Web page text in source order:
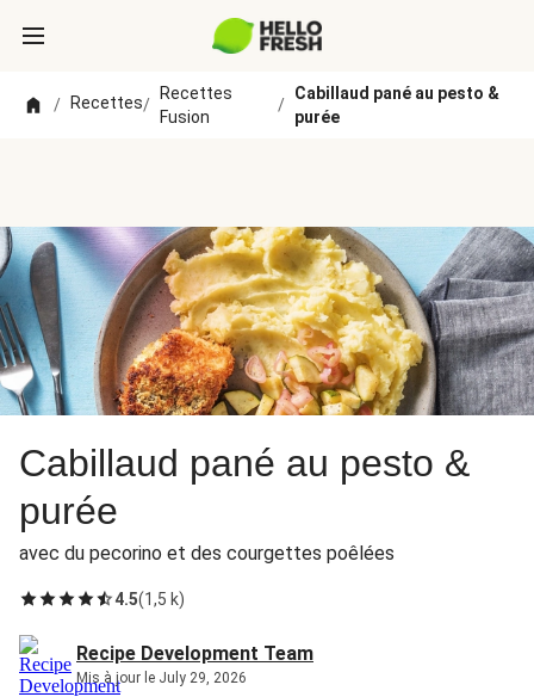
/ Recettes/
Recettes
Fusion
/
Cabillaud pané au pesto &
purée
Cabillaud pané au pesto &
purée
avec du pecorino et des courgettes poêlées
4.5(1,5 k)
Recipe Development Team
Mis à jour le July 29, 2026